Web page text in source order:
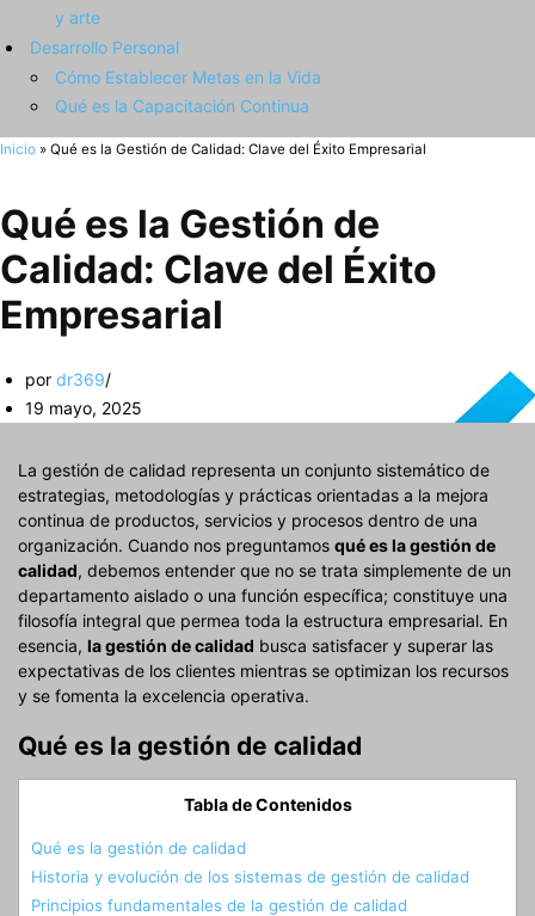
y arte
Desarrollo Personal
Cómo Establecer Metas en la Vida
Qué es la Capacitación Continua
Inicio » Qué es la Gestión de Calidad: Clave del Éxito Empresarial
Qué es la Gestión de
Calidad: Clave del Éxito
Empresarial
por dr369
19 mayo, 2025
La gestión de calidad representa un conjunto sistemático de
estrategias, metodologías y prácticas orientadas a la mejora
continua de productos, servicios y procesos dentro de una
organización. Cuando nos preguntamos qué es la gestión de
calidad, debemos entender que no se trata simplemente de un
departamento aislado o una función específica; constituye una
filosofía integral que permea toda la estructura empresarial. En
esencia, la gestión de calidad busca satisfacer y superar las
expectativas de los clientes mientras se optimizan los recursos
y se fomenta la excelencia operativa.
Qué es la gestión de calidad
Tabla de Contenidos
Qué es la gestión de calidad
Historia y evolución de los sistemas de gestión de calidad
Principios fundamentales de la gestión de calidad